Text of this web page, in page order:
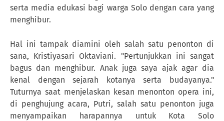
serta media edukasi bagi warga Solo dengan cara yang
menghibur.
Hal ini tampak diamini oleh salah satu penonton di
sana, Kristiyasari Oktaviani. "Pertunjukkan ini sangat
bagus dan menghibur. Anak juga saya ajak agar dia
kenal dengan sejarah kotanya serta budayanya."
Tuturnya saat menjelaskan kesan menonton opera ini,
di penghujung acara, Putri, salah satu penonton juga
menyampaikan harapannya untuk Kota Solo